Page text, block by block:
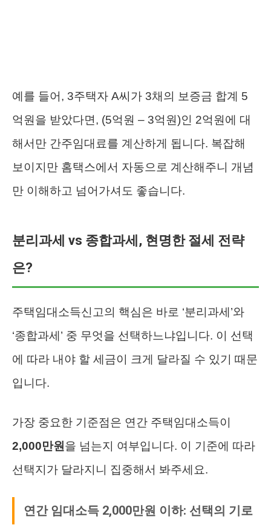
예를 들어, 3주택자 A씨가 3채의 보증금 합계 5
억원을 받았다면, (5억원 – 3억원)인 2억원에 대
해서만 간주임대료를 계산하게 됩니다. 복잡해
보이지만 홈택스에서 자동으로 계산해주니 개념
만 이해하고 넘어가셔도 좋습니다.
분리과세 vs 종합과세, 현명한 절세 전략
은?
주택임대소득신고의 핵심은 바로 ‘분리과세’와
‘종합과세’ 중 무엇을 선택하느냐입니다. 이 선택
에 따라 내야 할 세금이 크게 달라질 수 있기 때문
입니다.
가장 중요한 기준점은 연간 주택임대소득이
2,000만원 을 넘는지 여부입니다. 이 기준에 따라
선택지가 달라지니 집중해서 봐주세요.
연간 임대소득 2,000만원 이하: 선택의 기로